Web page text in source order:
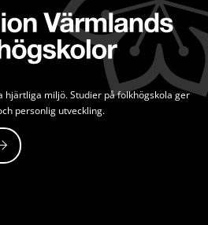
hjärtliga miljö. Studier på folkhögskola ger
personlig utveckling.